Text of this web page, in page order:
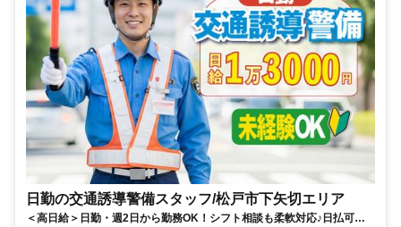
日勤の交通誘導警備スタッフ/松戸市下矢切エリア
＜高日給＞日勤・週2日から勤務OK！シフト相談も柔軟対応♪日払可◎